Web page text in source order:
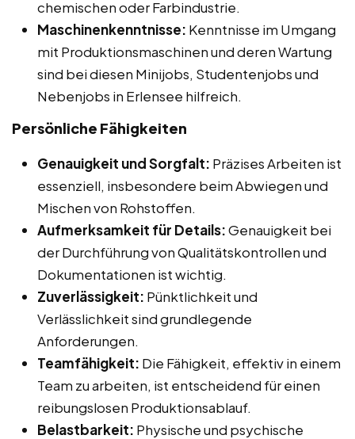
chemischen oder Farbindustrie.
Maschinenkenntnisse: Kenntnisse im Umgang
mit Produktionsmaschinen und deren Wartung
sind bei diesen Minijobs, Studentenjobs und
Nebenjobs in Erlensee hilfreich.
Persönliche Fähigkeiten
Genauigkeit und Sorgfalt: Präzises Arbeiten ist
essenziell, insbesondere beim Abwiegen und
Mischen von Rohstoffen.
Aufmerksamkeit für Details:Genauigkeit bei
der Durchführung von Qualitätskontrollen und
Dokumentationen ist wichtig.
Zuverlässigkeit: Pünktlichkeit und
Verlässlichkeit sind grundlegende
Anforderungen.
Teamfähigkeit: Die Fähigkeit, effektiv in einem
Team zu arbeiten, ist entscheidend für einen
reibungslosen Produktionsablauf.
Belastbarkeit: Physische und psychische